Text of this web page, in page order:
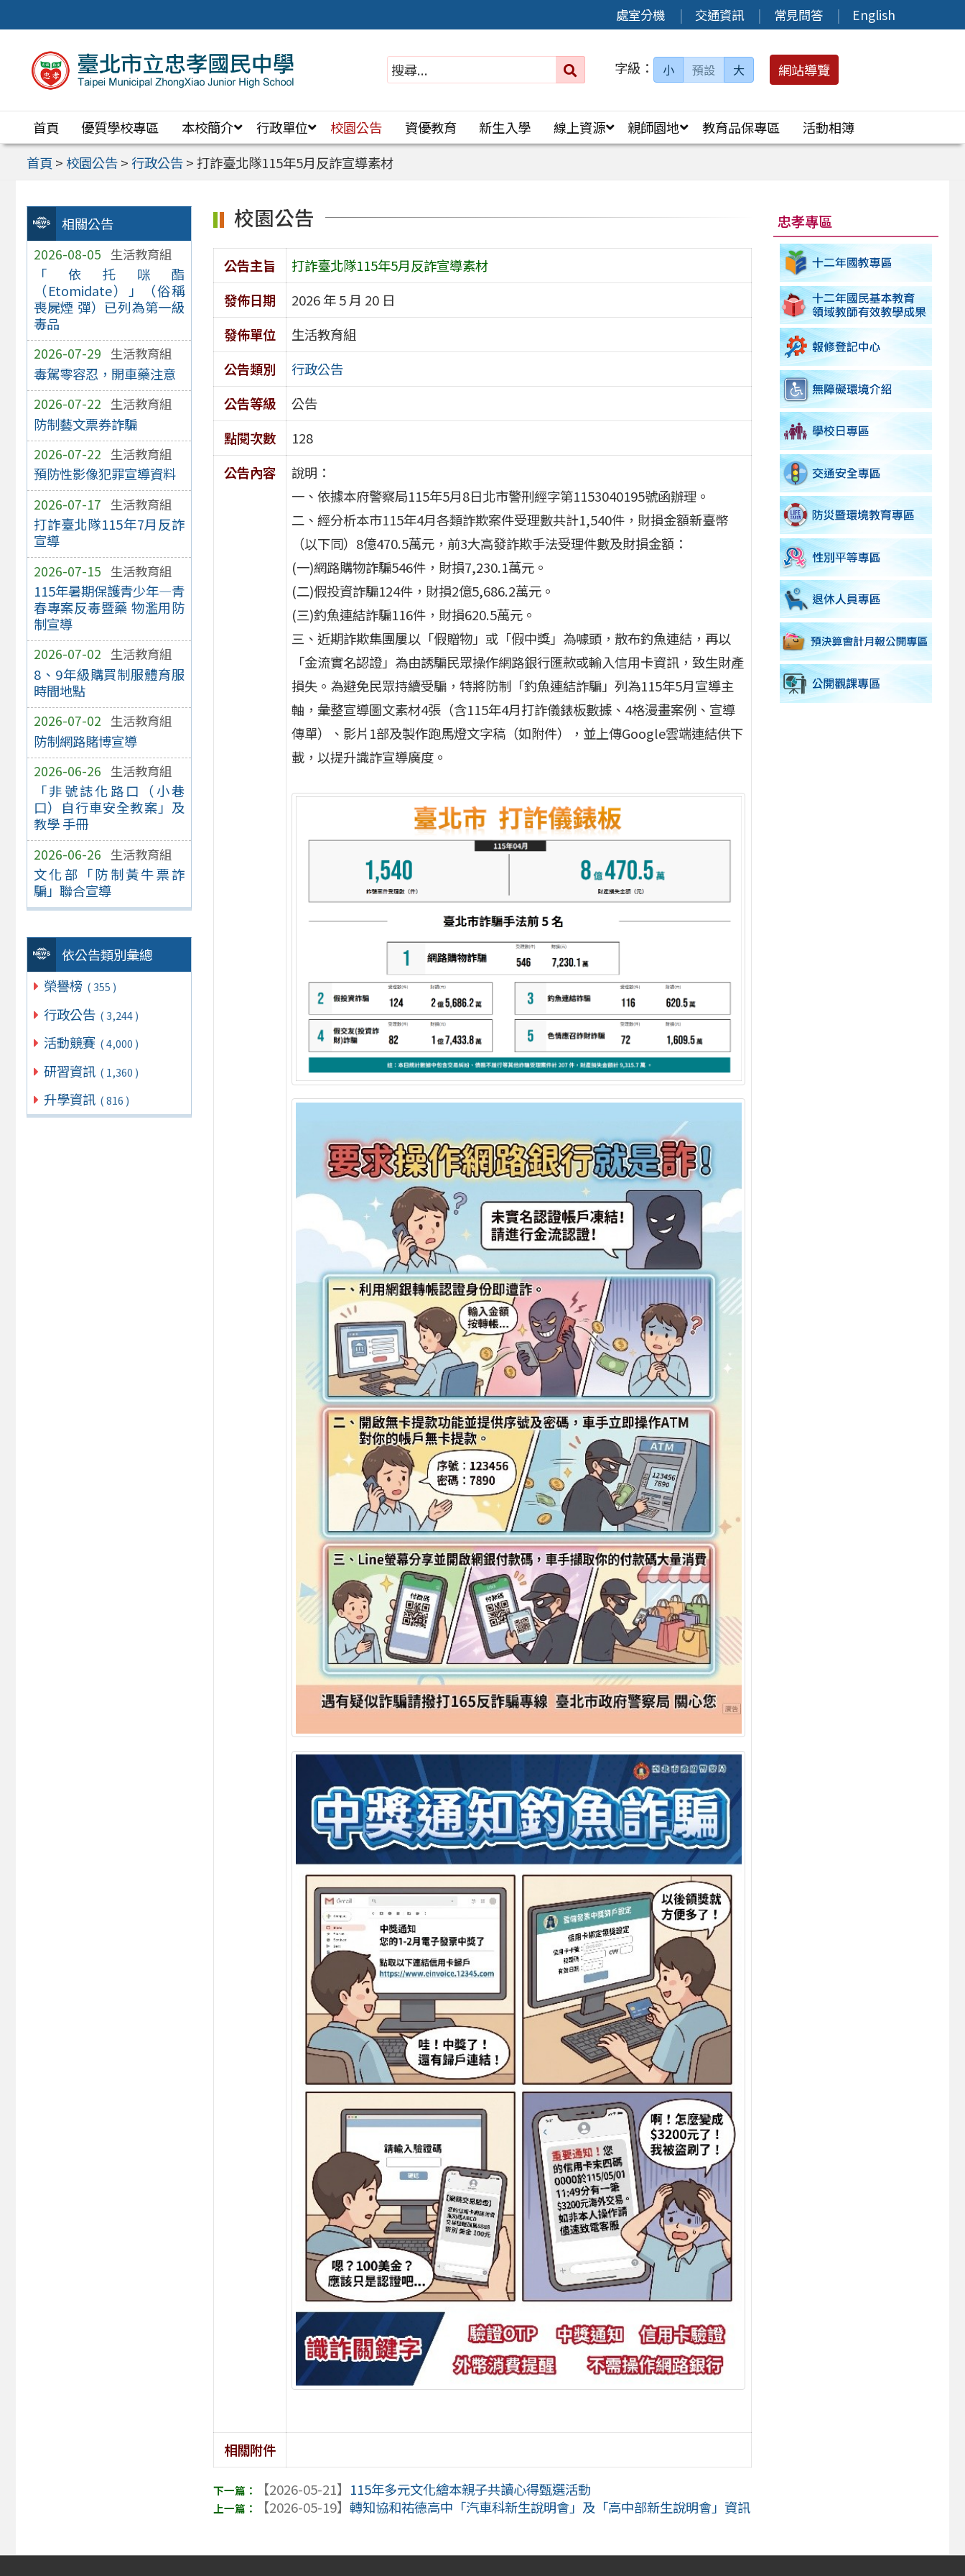
至
區
處室分機 交通資訊 常見問答 English
搜
字級： 小 預設 大 網站導覽
首頁 優質學校專區 本校簡介 行政單位 校園公告 資優教育 新生入學 線上資源 親師園地 教育品保專區
活動相簿
首頁 > 校園公告> 行政公告>打詐臺北隊115年5月反詐宣導素材
相關公告
2026-08-05 生活教育組
「依托咪酯
（Etomidate）」（俗稱
喪屍煙 彈）已列為第一級
毒品
2026-07-29 生活教育組
毒駕零容忍，開車藥注意
2026-07-22 生活教育組
防制藝文票券詐騙
2026-07-22 生活教育組
預防性影像犯罪宣導資料
2026-07-17 生活教育組
打詐臺北隊115年7月反詐
宣導
2026-07-15 生活教育組
115年暑期保護青少年—青
春專案反毒暨藥 物濫用防
制宣導
2026-07-02 生活教育組
8、9年級購買制服體育服
時間地點
2026-07-02 生活教育組
防制網路賭博宣導
2026-06-26 生活教育組
「非號誌化路口（小巷
口）自行車安全教案」及
教學 手冊
2026-06-26 生活教育組
文化部「防制黃牛票詐
騙」聯合宣導
依公告類別彙總
榮譽榜 ( 355 )
行政公告 ( 3,244 )
活動競賽 ( 4,000 )
研習資訊 ( 1,360 )
升學資訊 ( 816 )
校園公告
公告主旨
打詐臺北隊115年5月反詐宣導素材
發佈日期
2026 年 5 月 20 日
發佈單位
生活教育組
公告類別
行政公告
公告等級
公告
點閱次數
128
公告內容
說明：
一、依據本府警察局115年5月8日北市警刑經字第1153040195號函辦理。
二、經分析本市115年4月各類詐欺案件受理數共計1,540件，財損金額新臺幣
（以下同）8億470.5萬元，前3大高發詐欺手法受理件數及財損金額：
(一)網路購物詐騙546件，財損7,230.1萬元。
(二)假投資詐騙124件，財損2億5,686.2萬元。
(三)釣魚連結詐騙116件，財損620.5萬元。
三、近期詐欺集團屢以「假贈物」或「假中獎」為噱頭，散布釣魚連結，再以
「金流實名認證」為由誘騙民眾操作網路銀行匯款或輸入信用卡資訊，致生財產
損失。為避免民眾持續受騙，特將防制「釣魚連結詐騙」列為115年5月宣導主
軸，彙整宣導圖文素材4張（含115年4月打詐儀錶板數據、4格漫畫案例、宣導
傳單）、影片1部及製作跑馬燈文字稿（如附件），並上傳Google雲端連結供下
載，以提升識詐宣導廣度。
相關附件
【2026-05-21】 115年多元文化繪本親子共讀心得甄選活動
【2026-05-19】 轉知協和祐德高中「汽車科新生說明會」及「高中部新生說明會」資訊
忠孝專區